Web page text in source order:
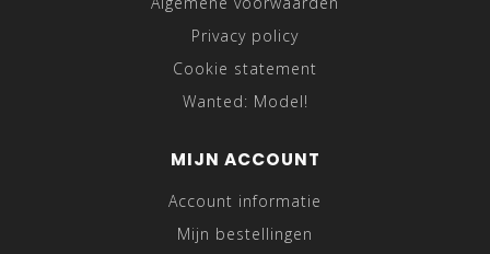
Privacy policy
Cookie statement
Wanted: Model!
MIJN ACCOUNT
Account informatie
Mijn bestellingen